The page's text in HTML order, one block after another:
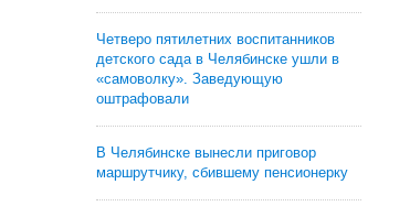
Четверо пятилетних воспитанников
детского сада в Челябинске ушли в
«самоволку». Заведующую
оштрафовали
В Челябинске вынесли приговор
маршрутчику, сбившему пенсионерку